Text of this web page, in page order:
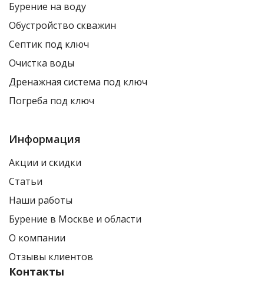
Бурение на воду
Обустройство скважин
Септик под ключ
Очистка воды
Дренажная система под ключ
Погреба под ключ
Информация
Акции и скидки
Статьи
Наши работы
Бурение в Москве и области
О компании
Отзывы клиентов
Контакты